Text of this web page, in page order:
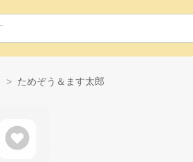
ためぞう＆ます太郎